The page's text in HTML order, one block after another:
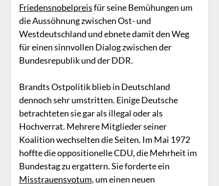
Friedensnobelpreisfür seine Bemühungen um
die Aussöhnung zwischen Ost- und
Westdeutschland und ebnete damit den Weg
für einen sinnvollen Dialog zwischen der
Bundesrepublik und der DDR.
Brandts Ostpolitik blieb in Deutschland
dennoch sehr umstritten. Einige Deutsche
betrachteten sie gar als illegal oder als
Hochverrat. Mehrere Mitglieder seiner
Koalition wechselten die Seiten. Im Mai 1972
hoffte die oppositionelle CDU, die Mehrheit im
Bundestag zu ergattern. Sie forderte ein
Misstrauensvotum, um einen neuen